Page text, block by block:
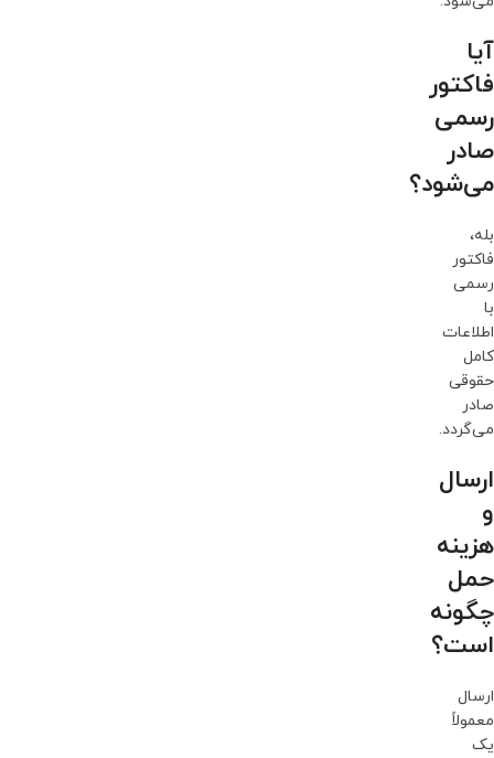
آیا
فاکتور
رسمی
صادر
می‌شود؟
بله،
فاکتور
رسمی
با
اطلاعات
کامل
حقوقی
صادر
می‌گردد.
ارسال
و
هزینه
حمل
چگونه
است؟
ارسال
معمولاً
یک